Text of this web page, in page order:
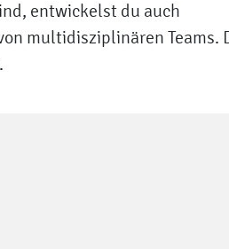
entwickelst du auch
multidisziplinären Teams.